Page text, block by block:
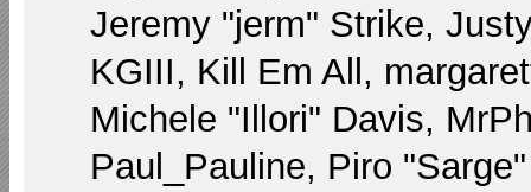
Jeremy "jerm" Strike,
KGIII, Kill Em All,
Michele "Illori" Davis,
Paul_Pauline, Piro